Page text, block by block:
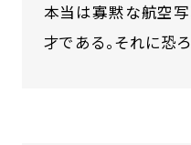
本当は寡黙な航空写
才である。それに恐